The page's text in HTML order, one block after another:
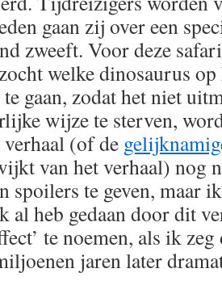
gaan zij over een
zweeft. Voor deze
welke dinosaurus
te gaan, zodat het niet
wijze te sterven,
(of de
van het verhaal) nog
spoilers te geven, maar
al heb gedaan door dit
te noemen, als ik
jaren later